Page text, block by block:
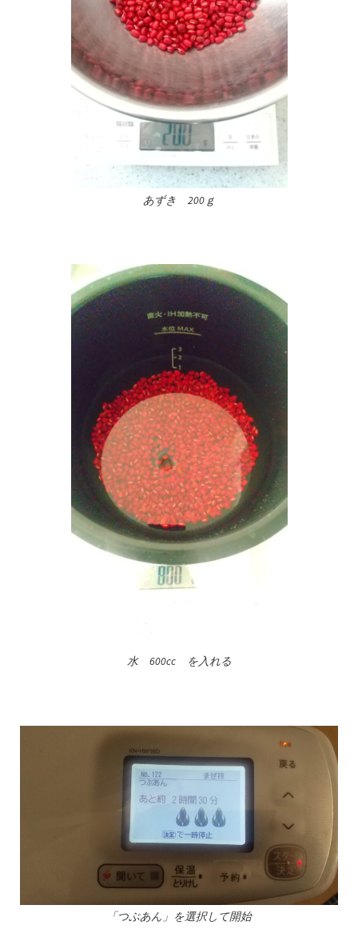
あずき 200ｇ
水 600cc を入れる
「つぶあん」を選択して開始